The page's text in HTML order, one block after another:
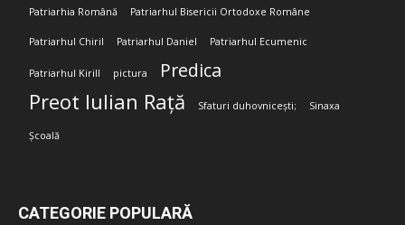
Patriarhia Română Patriarhul Bisericii Ortodoxe Române
Patriarhul Chiril Patriarhul Daniel Patriarhul Ecumenic
Patriarhul Kirill pictura Predica
Preot Iulian Rață Sfaturi duhovnicești; Sinaxa
Școală
CATEGORIE POPULARĂ